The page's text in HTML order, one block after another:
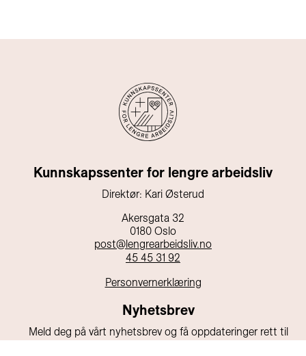
Kunnskapssenter for lengre arbeidsliv
Direktør: Kari Østerud
Akersgata 32
0180 Oslo
post@lengrearbeidsliv.no
45 45 31 92
Personvernerklæring
Nyhetsbrev
Meld deg på vårt nyhetsbrev og få oppdateringer rett til